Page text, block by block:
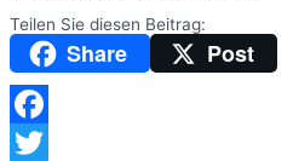
Teilen Sie diesen Beitrag:
Share Post
Facebook